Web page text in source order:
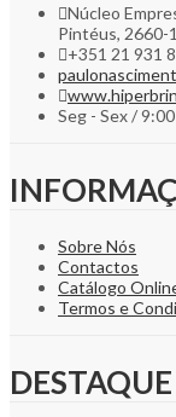
Núcleo
Pintéus, 2660-
+351 21 931
Seg - Sex /
Sobre Nós
Contactos
Catálogo
Termos e
DESTAQUE